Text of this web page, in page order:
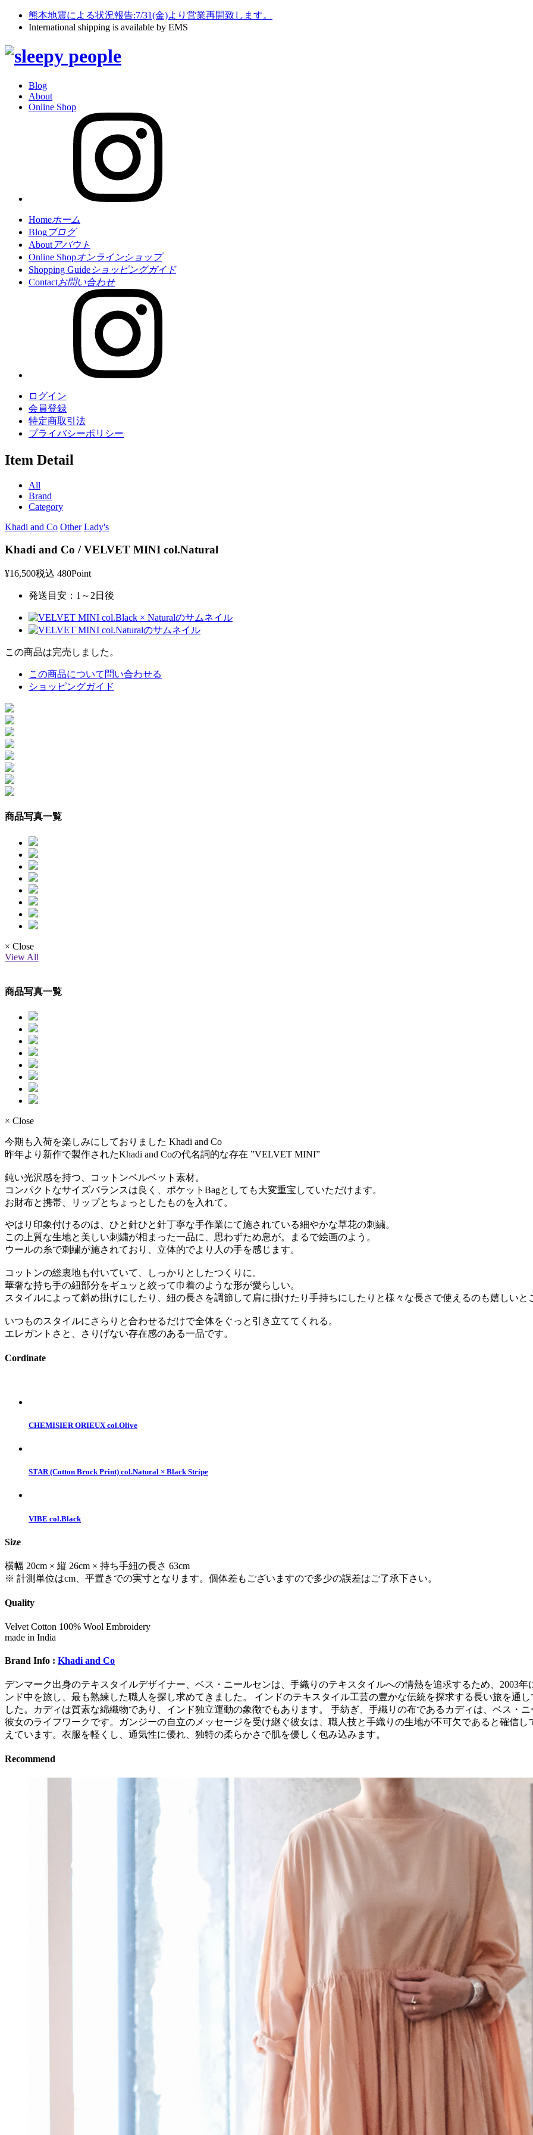
熊本地震による状況報告:7/31(金)より営業再開致します。
International shipping is available by EMS
Blog
About
Online Shop
Homeホーム
Blogブログ
About アバウト
Online Shopオンラインショップ
Shopping Guideショッピングガイド
Contactお問い合わせ
ログイン
会員登録
特定商取引法
プライバシーポリシー
Item Detail
All
Brand
Category
Khadi and Co Other Lady's
Khadi and Co / VELVET MINI col.Natural
¥16,500税込 480Point
発送目安：1～2日後
この商品は完売しました。
この商品について問い合わせる
ショッピングガイド
商品写真一覧
× Close
View All
商品写真一覧
× Close
今期も入荷を楽しみにしておりました Khadi and Co
昨年より新作で製作されたKhadi and Coの代名詞的な存在 ”VELVET MINI”
鈍い光沢感を持つ、コットンベルベット素材。
コンパクトなサイズバランスは良く、ポケットBagとしても大変重宝していただけます。
お財布と携帯、リップとちょっとしたものを入れて。
やはり印象付けるのは、ひと針ひと針丁寧な手作業にて施されている細やかな草花の刺繍。
この上質な生地と美しい刺繍が相まった一品に、思わずため息が。まるで絵画のよう。
ウールの糸で刺繍が施されており、立体的でより人の手を感じます。
コットンの総裏地も付いていて、しっかりとしたつくりに。
華奢な持ち手の紐部分をギュッと絞って巾着のような形が愛らしい。
スタイルによって斜め掛けにしたり、紐の長さを調節して肩に掛けたり手持ちにしたりと様々な長さで使えるのも嬉しいと
いつものスタイルにさらりと合わせるだけで全体をぐっと引き立ててくれる。
エレガントさと、さりげない存在感のある一品です。
Cordinate
CHEMISIER ORIEUX col.Olive
STAR (Cotton Brock Print) col.Natural × Black Stripe
VIBE col.Black
Size
横幅 20cm × 縦 26cm × 持ち手紐の長さ 63cm
※ 計測単位はcm、平置きでの実寸となります。個体差もございますので多少の誤差はご了承下さい。
Quality
Velvet Cotton 100% Wool Embroidery
made in India
Brand Info : Khadi and Co
デンマーク出身のテキスタイルデザイナー、ベス・ニールセンは、手織りのテキスタイルへの情熱を追求するため、2003
ンド中を旅し、最も熟練した職人を探し求めてきました。 インドのテキスタイル工芸の豊かな伝統を探求する長い旅を通
した。カディは質素な綿織物であり、インド独立運動の象徴でもあります。 手紡ぎ、手織りの布であるカディは、ベス・
彼女のライフワークです。ガンジーの自立のメッセージを受け継ぐ彼女は、職人技と手織りの生地が不可欠であると確信
えています。衣服を軽くし、通気性に優れ、独特の柔らかさで肌を優しく包み込みます。
Recommend